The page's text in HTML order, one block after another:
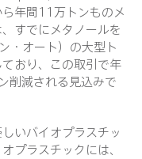
年間11万トンものメ
すでにメタノールを
・オート）の大型ト
おり、この取引で年
削減される見込みで
いバイオプラスチッ
プラスチックには、